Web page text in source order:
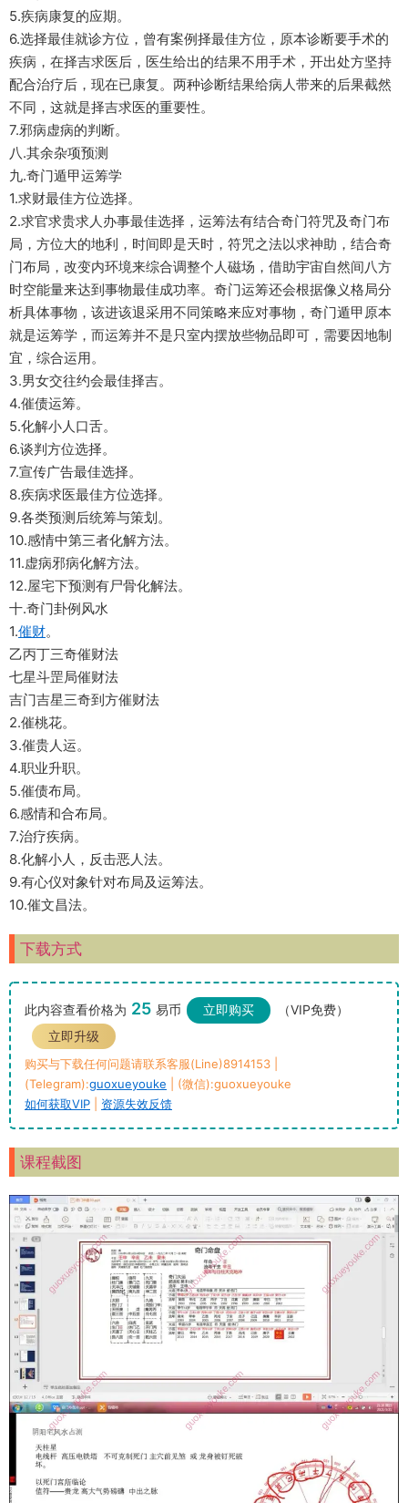
5.疾病康复的应期。
6.选择最佳就诊方位，曾有案例择最佳方位，原本诊断要手术的
疾病，在择吉求医后，医生给出的结果不用手术，开出处方坚持
配合治疗后，现在已康复。两种诊断结果给病人带来的后果截然
不同，这就是择吉求医的重要性。
7.邪病虚病的判断。
八.其余杂项预测
九.奇门遁甲运筹学
1.求财最佳方位选择。
2.求官求贵求人办事最佳选择，运筹法有结合奇门符咒及奇门布
局，方位大的地利，时间即是天时，符咒之法以求神助，结合奇
门布局，改变内环境来综合调整个人磁场，借助宇宙自然间八方
时空能量来达到事物最佳成功率。奇门运筹还会根据像义格局分
析具体事物，该进该退采用不同策略来应对事物，奇门遁甲原本
就是运筹学，而运筹并不是只室内摆放些物品即可，需要因地制
宜，综合运用。
3.男女交往约会最佳择吉。
4.催债运筹。
5.化解小人口舌。
6.谈判方位选择。
7.宣传广告最佳选择。
8.疾病求医最佳方位选择。
9.各类预测后统筹与策划。
10.感情中第三者化解方法。
11.虚病邪病化解方法。
12.屋宅下预测有尸骨化解法。
十.奇门卦例风水
1.催财。
乙丙丁三奇催财法
七星斗罡局催财法
吉门吉星三奇到方催财法
2.催桃花。
3.催贵人运。
4.职业升职。
5.催债布局。
6.感情和合布局。
7.治疗疾病。
8.化解小人，反击恶人法。
9.有心仪对象针对布局及运筹法。
10.催文昌法。
下载方式
此内容查看价格为 25 易币 立即购买
（VIP免费）
立即升级
购买与下载任何问题请联系客服(Line)8914153 |
(Telegram):guoxueyouke | (微信):guoxueyouke
如何获取VIP
资源失效反馈
课程截图